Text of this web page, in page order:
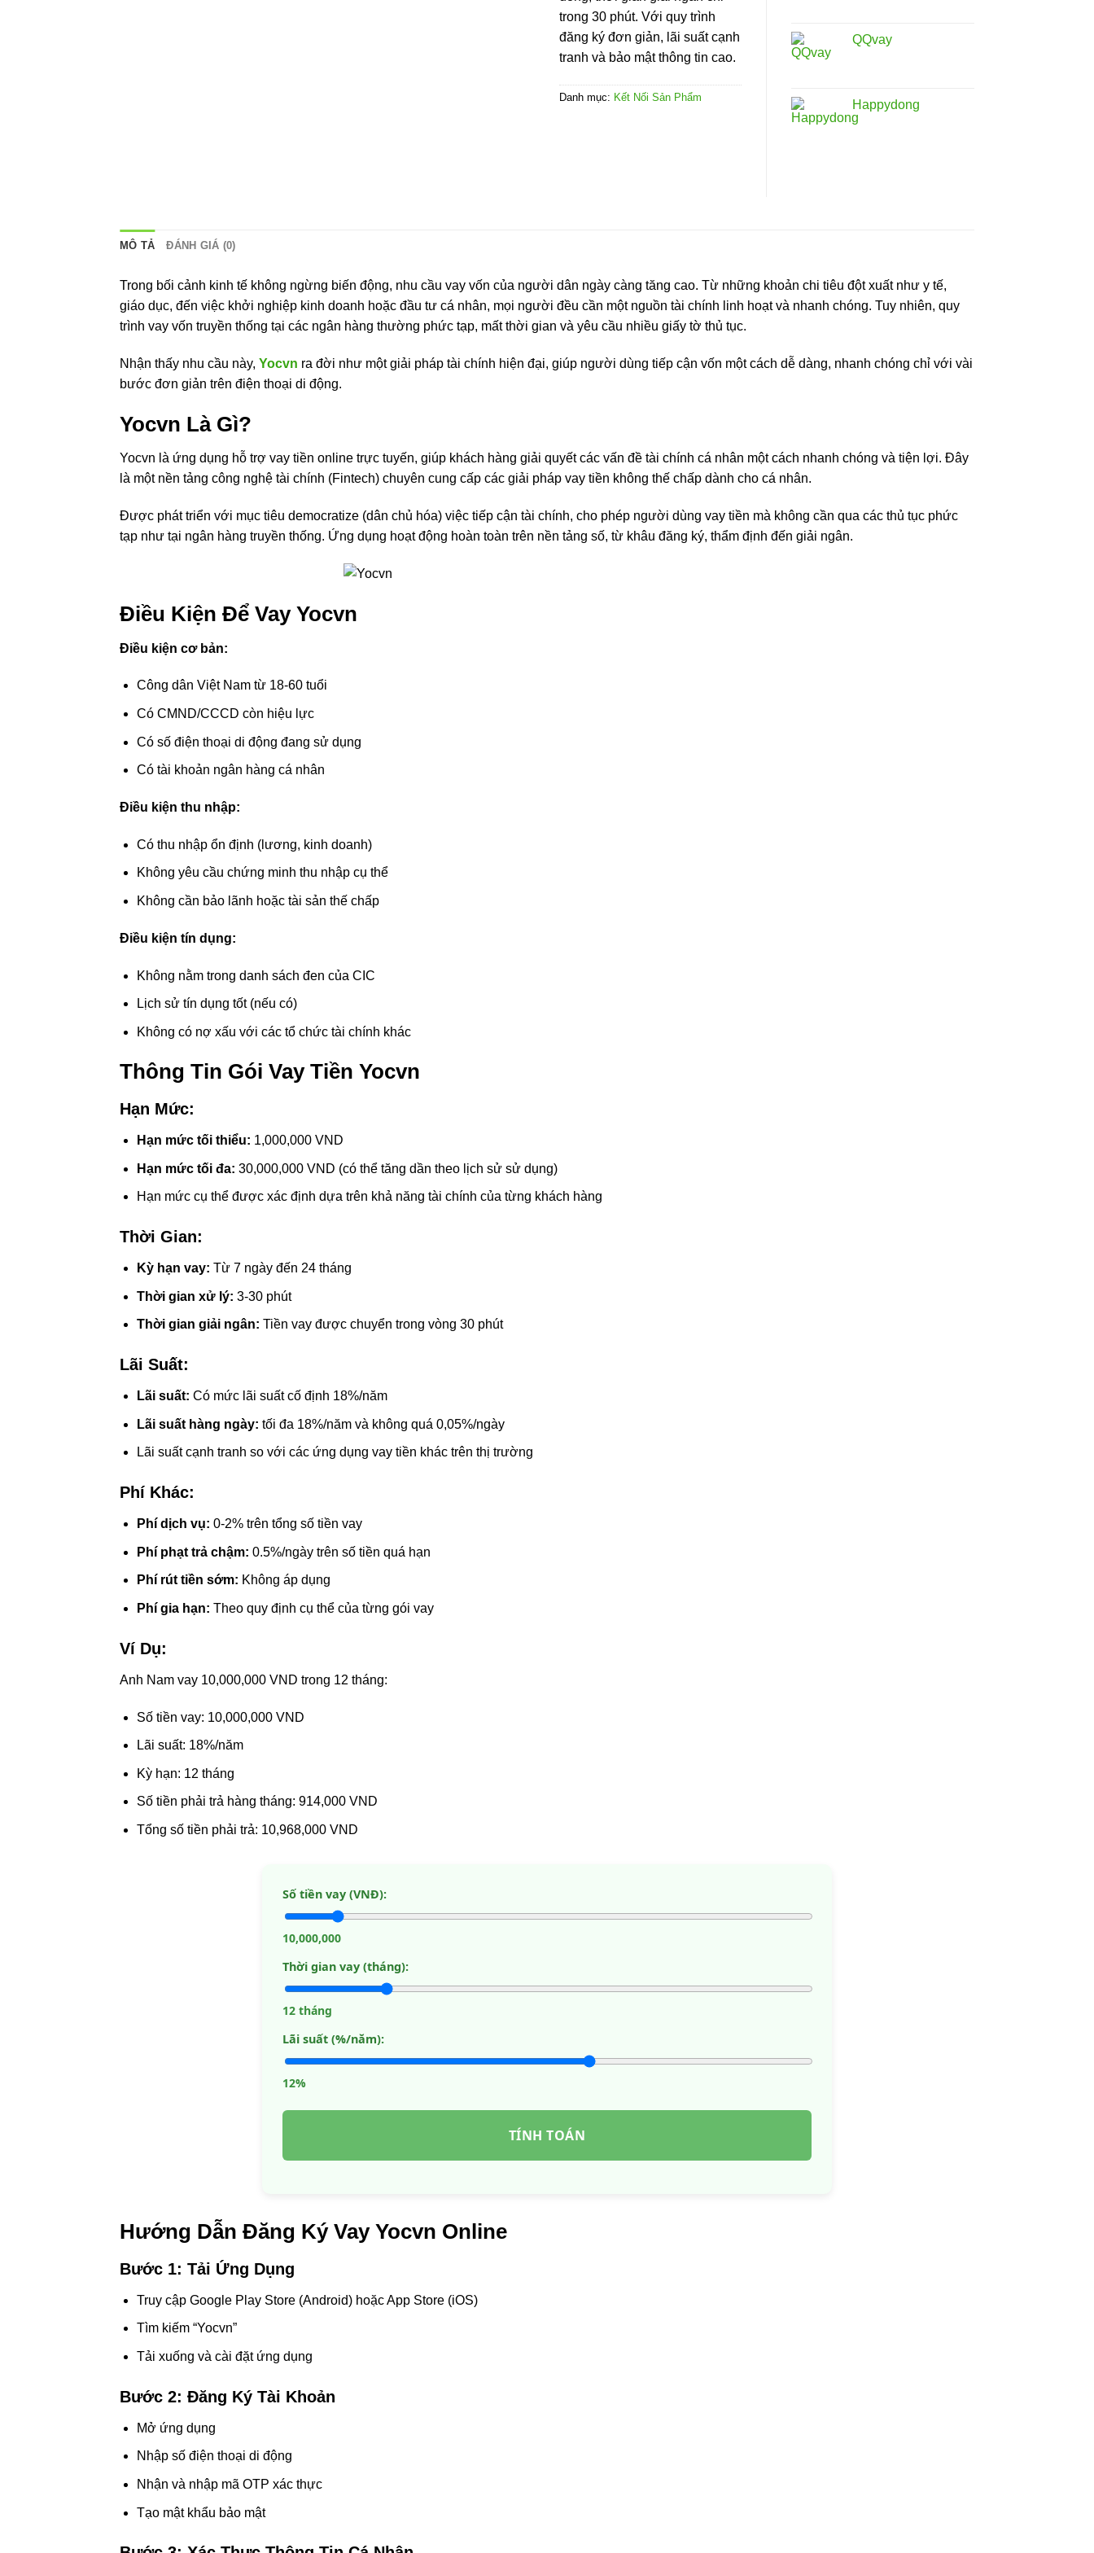
trong 30 phút. Với quy trình
đăng ký đơn giản, lãi suất cạnh
tranh và bảo mật thông tin cao.
Danh mục: Kết Nối Sản Phẩm
QQvay
Happydong
MÔ TẢ ĐÁNH GIÁ (0)
Trong bối cảnh kinh tế không ngừng biến động, nhu cầu vay vốn của người dân ngày càng tăng cao. Từ những khoản chi tiêu đột xuất như y tế,
giáo dục, đến việc khởi nghiệp kinh doanh hoặc đầu tư cá nhân, mọi người đều cần một nguồn tài chính linh hoạt và nhanh chóng. Tuy nhiên, quy
trình vay vốn truyền thống tại các ngân hàng thường phức tạp, mất thời gian và yêu cầu nhiều giấy tờ thủ tục.
Nhận thấy nhu cầu này, Yocvn ra đời như một giải pháp tài chính hiện đại, giúp người dùng tiếp cận vốn một cách dễ dàng, nhanh chóng chỉ với vài
bước đơn giản trên điện thoại di động.
Yocvn Là Gì?
Yocvn là ứng dụng hỗ trợ vay tiền online trực tuyến, giúp khách hàng giải quyết các vấn đề tài chính cá nhân một cách nhanh chóng và tiện lợi. Đây
là một nền tảng công nghệ tài chính (Fintech) chuyên cung cấp các giải pháp vay tiền không thế chấp dành cho cá nhân.
Được phát triển với mục tiêu democratize (dân chủ hóa) việc tiếp cận tài chính, cho phép người dùng vay tiền mà không cần qua các thủ tục phức
tạp như tại ngân hàng truyền thống. Ứng dụng hoạt động hoàn toàn trên nền tảng số, từ khâu đăng ký, thẩm định đến giải ngân.
Điều Kiện Để Vay Yocvn
Điều kiện cơ bản:
Công dân Việt Nam từ 18-60 tuổi
Có CMND/CCCD còn hiệu lực
Có số điện thoại di động đang sử dụng
Có tài khoản ngân hàng cá nhân
Điều kiện thu nhập:
Có thu nhập ổn định (lương, kinh doanh)
Không yêu cầu chứng minh thu nhập cụ thể
Không cần bảo lãnh hoặc tài sản thế chấp
Điều kiện tín dụng:
Không nằm trong danh sách đen của CIC
Lịch sử tín dụng tốt (nếu có)
Không có nợ xấu với các tổ chức tài chính khác
Thông Tin Gói Vay Tiền Yocvn
Hạn Mức:
Hạn mức tối thiểu: 1,000,000 VND
Hạn mức tối đa: 30,000,000 VND (có thể tăng dần theo lịch sử sử dụng)
Hạn mức cụ thể được xác định dựa trên khả năng tài chính của từng khách hàng
Thời Gian:
Kỳ hạn vay: Từ 7 ngày đến 24 tháng
Thời gian xử lý: 3-30 phút
Thời gian giải ngân: Tiền vay được chuyển trong vòng 30 phút
Lãi Suất:
Lãi suất: Có mức lãi suất cố định 18%/năm
Lãi suất hàng ngày: tối đa 18%/năm và không quá 0,05%/ngày
Lãi suất cạnh tranh so với các ứng dụng vay tiền khác trên thị trường
Phí Khác:
Phí dịch vụ: 0-2% trên tổng số tiền vay
Phí phạt trả chậm: 0.5%/ngày trên số tiền quá hạn
Phí rút tiền sớm: Không áp dụng
Phí gia hạn: Theo quy định cụ thể của từng gói vay
Ví Dụ:
Anh Nam vay 10,000,000 VND trong 12 tháng:
Số tiền vay: 10,000,000 VND
Lãi suất: 18%/năm
Kỳ hạn: 12 tháng
Số tiền phải trả hàng tháng: 914,000 VND
Tổng số tiền phải trả: 10,968,000 VND
Số tiền vay (VNĐ):
10,000,000
Thời gian vay (tháng):
12 tháng
Lãi suất (%/năm):
12%
TÍNH TOÁN
Hướng Dẫn Đăng Ký Vay Yocvn Online
Bước 1: Tải Ứng Dụng
Truy cập Google Play Store (Android) hoặc App Store (iOS)
Tìm kiếm “Yocvn”
Tải xuống và cài đặt ứng dụng
Bước 2: Đăng Ký Tài Khoản
Mở ứng dụng
Nhập số điện thoại di động
Nhận và nhập mã OTP xác thực
Tạo mật khẩu bảo mật